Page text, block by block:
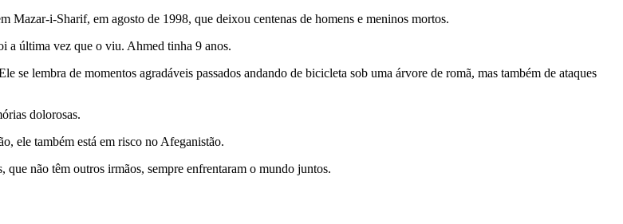
Mazar-i-Sharif, em agosto de 1998, que deixou centenas de homens e meninos mortos.
a última vez que o viu. Ahmed tinha 9 anos.
se lembra de momentos agradáveis ​​passados ​​andando de bicicleta sob uma árvore de romã, mas também de ataques
dolorosas.
ele também está em risco no Afeganistão.
não têm outros irmãos, sempre enfrentaram o mundo juntos.